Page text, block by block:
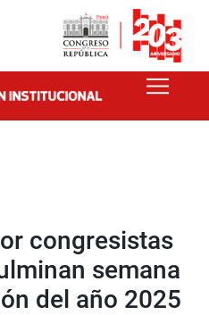
congresistas
semana
del año 2025